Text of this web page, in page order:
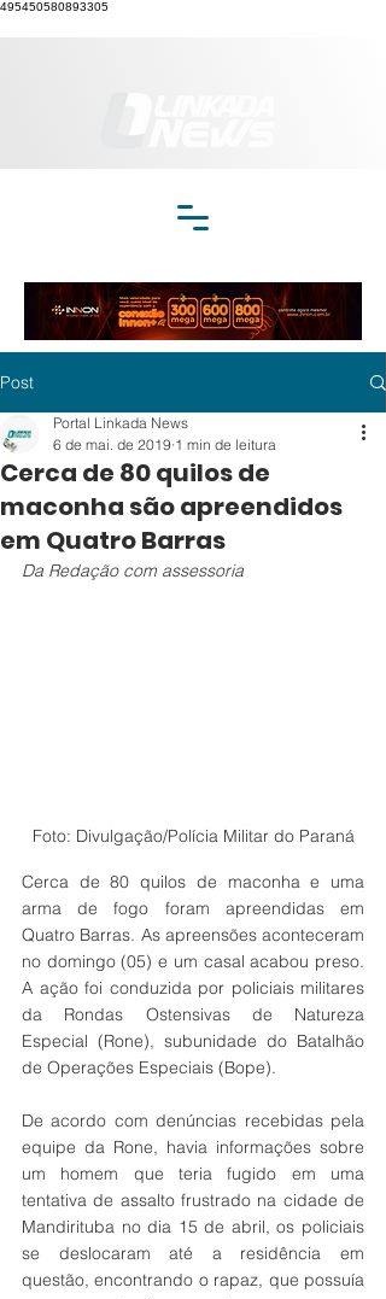
495450580893305
Post
Cerca de 80 quilos de
maconha são apreendidos
em Quatro Barras
Portal Linkada News
6 de mai. de 2019 1 min de leitura
Da Redação com assessoria
Foto: Divulgação/Polícia Militar do Paraná
Cerca de 80 quilos de maconha e uma
arma de fogo foram apreendidas em
Quatro Barras. As apreensões aconteceram
no domingo (05) e um casal acabou preso.
A ação foi conduzida por policiais militares
da Rondas Ostensivas de Natureza
Especial (Rone), subunidade do Batalhão
de Operações Especiais (Bope).
De acordo com denúncias recebidas pela
equipe da Rone, havia informações sobre
um homem que teria fugido em uma
tentativa de assalto frustrado na cidade de
Mandirituba no dia 15 de abril, os policiais
se deslocaram até a residência em
questão, encontrando o rapaz, que possuía